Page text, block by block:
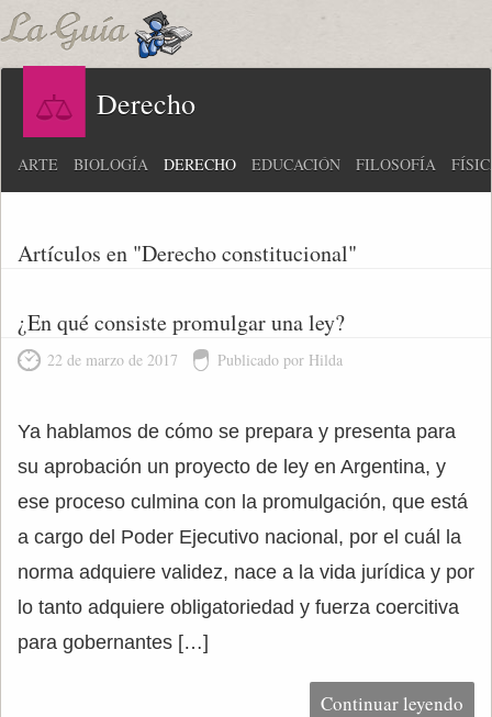
Derecho
ARTE BIOLOGÍA DERECHO EDUCACIÓN FILOSOFÍA
Artículos en "Derecho constitucional"
¿En qué consiste promulgar una ley?
22 de marzo de 2017 Publicado por Hilda
Ya hablamos de cómo se prepara y presenta para
su aprobación un proyecto de ley en Argentina, y
ese proceso culmina con la promulgación, que está
a cargo del Poder Ejecutivo nacional, por el cuál la
norma adquiere validez, nace a la vida jurídica y por
lo tanto adquiere obligatoriedad y fuerza coercitiva
para gobernantes […]
Continuar leyendo